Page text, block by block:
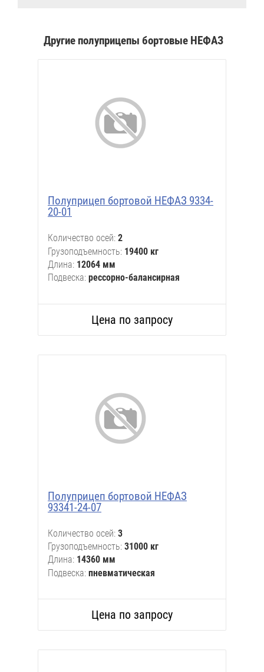
Другие полуприцепы бортовые НЕФАЗ
Полуприцеп бортовой НЕФАЗ 9334-
20-01
Количество осей 2
Грузоподъемность 19400 кг
Длина 12064 мм
Подвеска рессорно-балансирная
Цена по запросу
Полуприцеп бортовой НЕФАЗ
93341-24-07
Количество осей 3
Грузоподъемность 31000 кг
Длина 14360 мм
Подвеска пневматическая
Цена по запросу